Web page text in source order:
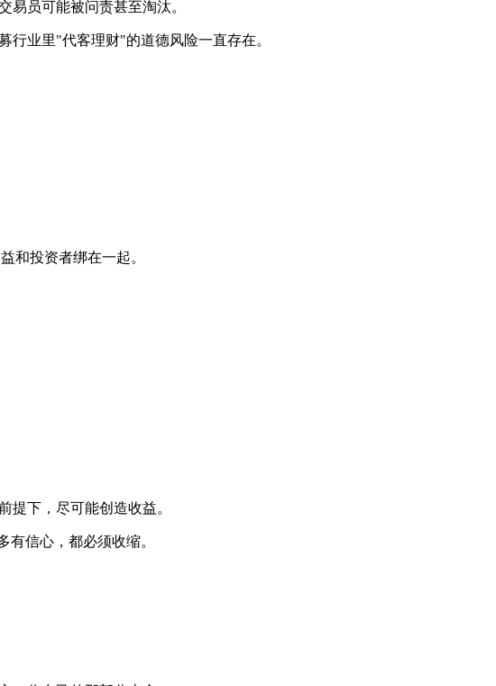
员可能被问责甚至淘汰。
行业里"代客理财"的道德风险一直存在。
和投资者绑在一起。
提下，尽可能创造收益。
信心，都必须收缩。